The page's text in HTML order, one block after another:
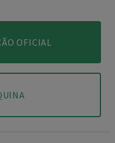
OFICIAL